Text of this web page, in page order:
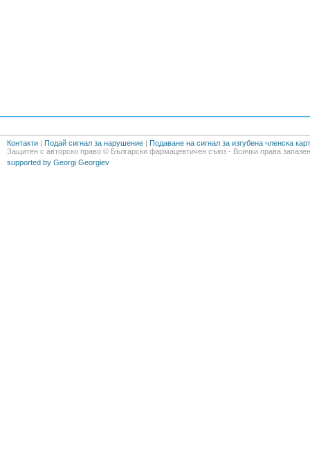
Контакти | Подай сигнал за нарушение | Подаване на сигнал за изгубена членска
Защитен с авторско право © Български фармацевтичен съюз - Всички права
supported by Georgi Georgiev